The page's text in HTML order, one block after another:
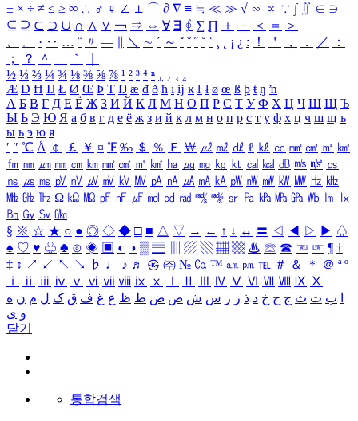
± × ÷ ≠ ≤ ≥ ∞ ∴ ♂ ♀ ∠ ⊥ ⌒ ∂ ∇ ≡ ≒ ≪ ≫ √ ∽ ∝ ∵ ∫ ∬ ∈ ∋
⊆ ⊇ ⊂ ⊃ ∪ ∩ ∧ ∨ ￢ ⇒ ⇔ ∀ ∃ ∮ ∑ ∏ ＋ － ＜ ＝
＞
、
。 · ‥ … ¨ 〃 ― ＼ ∼ ´ ～ ˇ ˘ ˝ ˚ ˙ ¸ ¡ ¿ ː ！ ＇ ， ． ／
：
；
？ ＾ ｀
½ ⅓ ⅔ ¼ ¾ ⅛ ⅜ ⅝ ⅞ ¹ ² ³ ⁴ ⁿ ₁ ₂ ₃ ₄
Æ Ð Ħ Ĳ Ł Ø Œ Þ Ŧ Ŋ æ đ ð ħ ı ĳ ĸ ŀ ł ø œ ß þ ŧ ŋ ŉ
А Б В Г Д Е Ё Ж З И Й К Л М Н О П Р С Т У Ф Х Ц Ч Ш Щ Ъ
Ы Ь Э Ю Я а б в г д е ё ж з и й к л м н о п р с т у ф х ц ч ш щ ъ
ы ь э ю я
′ ″ ℃ Å ￠ ￡ ￥ ¤ ℉ ‰ ＄ ％ Ｆ ￦ ㎕ ㎖ ㎗ ℓ ㎘ ㏄ ㎣ ㎤ ㎥ ㎦
㎙ ㎚ ㎛ ㎜ ㎝ ㎞ ㎟ ㎠ ㎡ ㎢ ㏊ ㎍ ㎎ ㎏ ㏏ ㎈ ㎉ ㏈ ㎧ ㎨ ㎰
㎱ ㎲ ㎳ ㎴ ㎵ ㎶ ㎷ ㎸ ㎹ ㎀ ㎁ ㎂ ㎃ ㎄ ㎺ ㎻ ㎽ ㎾ ㎿ ㎐ ㎑
㎒ ㎓ ㎔ Ω ㏀ ㏁ ㎊ ㎋ ㎌ ㏖ ㏅ ㎭ ㎮ ㎯ ㏛ ㎩ ㎪ ㎫ ㎬ ㏝ ㏐
㏓
㏃ ㏉ ㏜ ㏆
§ ※ ☆ ★ ○ ● ◎ ◇ ◆ □ ■ △ ▽ → ← ↑ ↓ ↔ 〓 ◁ ◀ ▷ ▶ ♤
♠ ♡ ♥ ♧ ♣ ⊙ ◈ ▣ ◐ ◑ ▒ ▤ ▨ ▧ ▦ ▩ ♨ ☏ ☎ ☜ ☞ ¶ †
‡ ↕ ↗ ↙ ↖ ↘ ♭ ♩ ♪ ♬ ㉿ ㈜ № ㏇ ™ ㏂ ㏘ ℡ ＃ ＆ ＊ ＠ ª º
ⅰ
ⅱ ⅲ ⅳ ⅴ ⅵ ⅶ ⅷ ⅸ ⅹ Ⅳ Ⅴ Ⅵ Ⅶ Ⅷ Ⅸ Ⅹ
ب ت ث ج ح خ د ذ ر ز س ش ص ض ط ظ ع غ ف ق ک ل م ن ه
و ی
닫기
통합검색